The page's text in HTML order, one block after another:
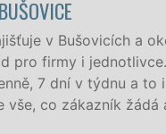
Naše